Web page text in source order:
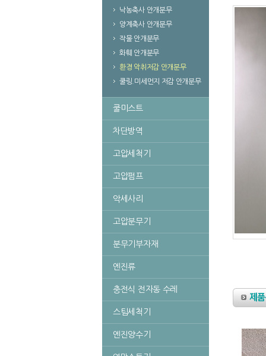
낙농축사 안개분무
양계축사 안개분무
작물 안개분무
화훼 안개분무
환경 악취저감 안개분무
쿨링.미세먼지 저감 안개분무
쿨미스트
차단방역
고압세척기
고압펌프
악세사리
고압분무기
분무기부자재
엔진류
충전식 전자동 수레
스팀세척기
엔진양수기